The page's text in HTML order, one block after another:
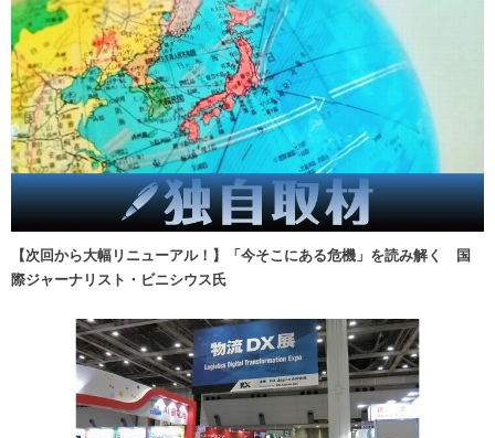
【次回から大幅リニューアル！】「今そこにある危機」を読み解く 国
際ジャーナリスト・ビニシウス氏